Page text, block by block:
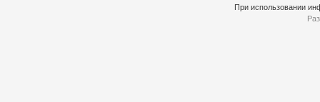
При использовании